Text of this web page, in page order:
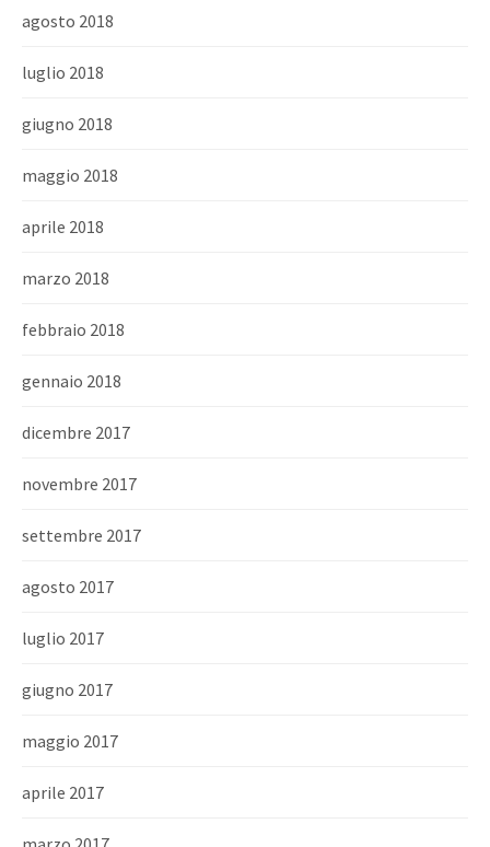
agosto 2018
luglio 2018
giugno 2018
maggio 2018
aprile 2018
marzo 2018
febbraio 2018
gennaio 2018
dicembre 2017
novembre 2017
settembre 2017
agosto 2017
luglio 2017
giugno 2017
maggio 2017
aprile 2017